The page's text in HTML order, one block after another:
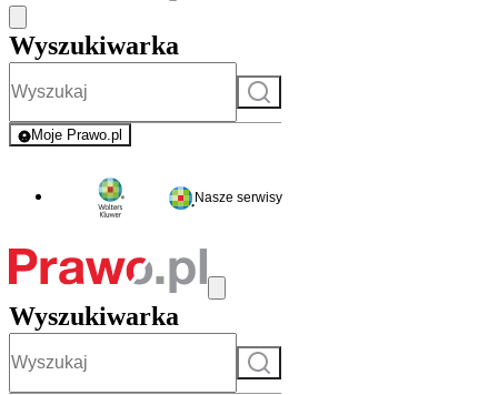
Wyszukiwarka
Szukaj
Moje Prawo.pl
- rejestracja i logowanie do serwisu
Nasze serwisy
Wyszukiwarka
Szukaj